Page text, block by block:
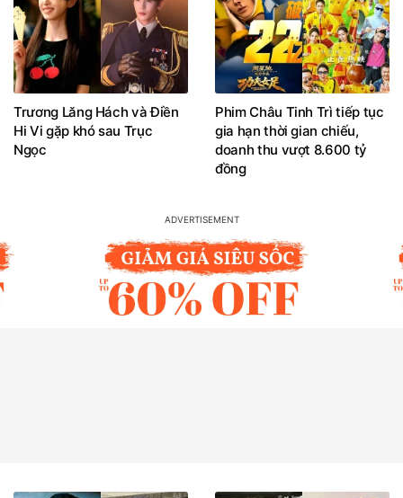
Trương Lăng Hách và Điền
Hi Vi gặp khó sau Trục
Ngọc
Phim Châu Tinh Trì tiếp tục
gia hạn thời gian chiếu,
doanh thu vượt 8.600 tỷ
đồng